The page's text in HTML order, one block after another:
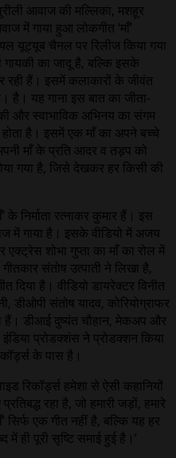
आवाज की मल्लिका, मशहूर
में गाया हुआ लोकगीत ‘माँ’
यूट्यूब चैनल पर रिलीज किया गया
का जादू है, बल्कि इसके
रही हैं। इसमें कलाकारों के जीवंत
है। यह गाना इस बात का जीता-
और स्वाभाविक अभिनय का संगम
है। इसमें एक माँ का अपने बच्चे
माँ के प्रति आदर व तड़प को
गया है, जिसे देखकर हर किसी की
के निर्माता रत्नाकर कुमार हैं। इस
में गाया है। इसके वीडियो में अजय
शोभा गुप्ता का माँ का रोल में
संतोष उत्पाती ने लिखा है,
दिया है। वीडियो डायरेक्टर विनीत
डीओपी संतोष यादव, कोरियोग्राफर
हैं। डीआई दुष्यंत चौहान, मेकअप और
प्रोडक्शंस ने प्रोडक्शन किया
के पास है।
रिकॉर्ड्स हमेशा से ऐसी कहानियों
रहा है, जो हमारी जड़ों, हमारे
सिर्फ एक गीत नहीं है, बल्कि यह हर
ही पूरी सृष्टि समाई हुई है।’